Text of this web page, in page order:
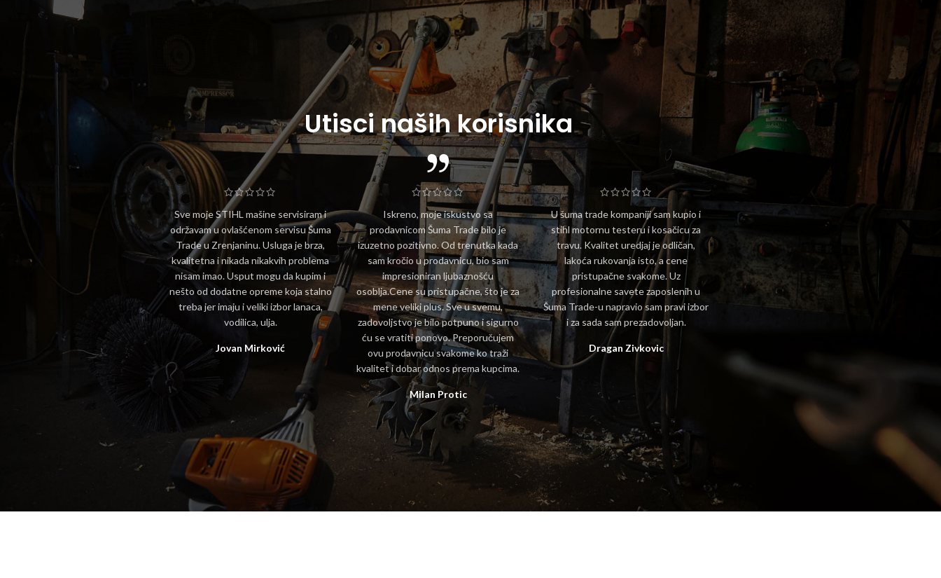
Utisci naših korisnika
Sve moje STIHL mašine servisiram i
održavam u ovlašćenom servisu Šuma
Trade u Zrenjaninu. Usluga je brza,
kvalitetna i nikada nikakvih problema
nisam imao. Usput mogu da kupim i
nešto od dodatne opreme koja stalno
treba jer imaju i veliki izbor lanaca,
vodilica, ulja.
Jovan Mirković
Iskreno, moje iskustvo sa
prodavnicom Šuma Trade bilo je
izuzetno pozitivno. Od trenutka kada
sam kročio u prodavnicu, bio sam
impresioniran ljubaznošću
osoblja.Cene su pristupačne, što je za
mene veliki plus. Sve u svemu,
zadovoljstvo je bilo potpuno i sigurno
ću se vratiti ponovo. Preporučujem
ovu prodavnicu svakome ko traži
kvalitet i dobar odnos prema kupcima.
Milan Protic
U šuma trade kompaniji sam kupio i
stihl motornu testeru i kosačicu za
travu. Kvalitet uredjaj je odličan,
lakoća rukovanja isto, a cene
pristupačne svakome. Uz
profesionalne savete zaposlenih u
Šuma Trade-u napravio sam pravi izbor
i za sada sam prezadovoljan.
Dragan Zivkovic